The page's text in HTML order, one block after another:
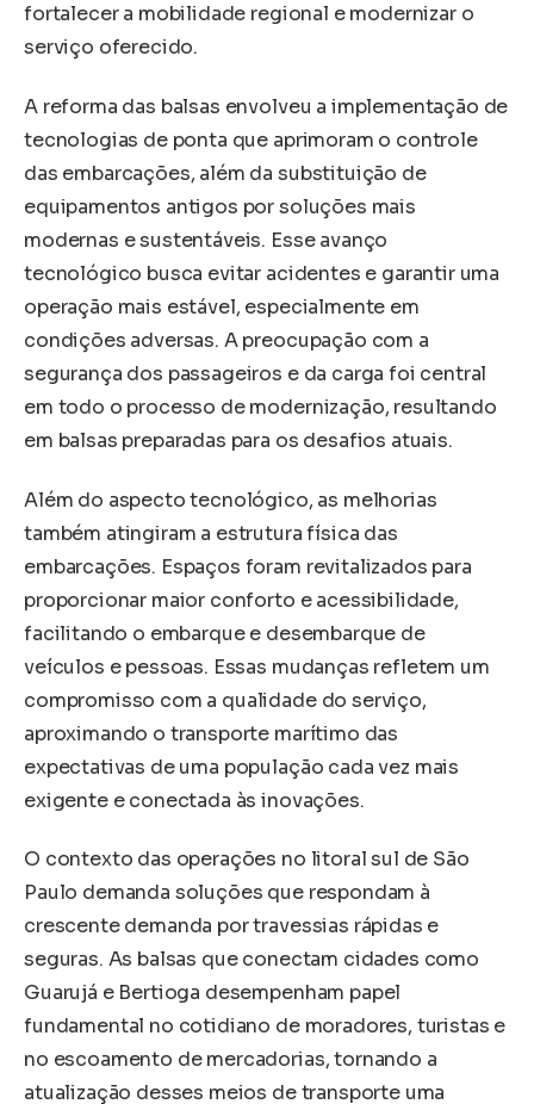
fortalecer a mobilidade regional e modernizar o
serviço oferecido.
A reforma das balsas envolveu a implementação de
tecnologias de ponta que aprimoram o controle
das embarcações, além da substituição de
equipamentos antigos por soluções mais
modernas e sustentáveis. Esse avanço
tecnológico busca evitar acidentes e garantir uma
operação mais estável, especialmente em
condições adversas. A preocupação com a
segurança dos passageiros e da carga foi central
em todo o processo de modernização, resultando
em balsas preparadas para os desafios atuais.
Além do aspecto tecnológico, as melhorias
também atingiram a estrutura física das
embarcações. Espaços foram revitalizados para
proporcionar maior conforto e acessibilidade,
facilitando o embarque e desembarque de
veículos e pessoas. Essas mudanças refletem um
compromisso com a qualidade do serviço,
aproximando o transporte marítimo das
expectativas de uma população cada vez mais
exigente e conectada às inovações.
O contexto das operações no litoral sul de São
Paulo demanda soluções que respondam à
crescente demanda por travessias rápidas e
seguras. As balsas que conectam cidades como
Guarujá e Bertioga desempenham papel
fundamental no cotidiano de moradores, turistas e
no escoamento de mercadorias, tornando a
atualização desses meios de transporte uma